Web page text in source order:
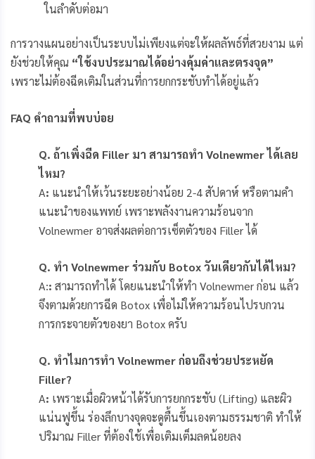
ในลำดับต่อมา
การวางแผนอย่างเป็นระบบไม่เพียงแต่จะให้ผลลัพธ์ที่สวยงาม แต่
ยังช่วยให้คุณ “ใช้งบประมาณได้อย่างคุ้มค่าและตรงจุด”
เพราะไม่ต้องฉีดเติมในส่วนที่การยกกระชับทำได้อยู่แล้ว
FAQ คำถามที่พบบ่อย
Q. ถ้าเพิ่งฉีด Filler มา สามารถทำ Volnewmer ได้เลย
ไหม?
A: แนะนำให้เว้นระยะอย่างน้อย 2-4 สัปดาห์ หรือตามคำ
แนะนำของแพทย์ เพราะพลังงานความร้อนจาก
Volnewmer อาจส่งผลต่อการเซ็ตตัวของ Filler ได้
Q. ทำ Volnewmer ร่วมกับ Botox วันเดียวกันได้ไหม?
A:: สามารถทำได้ โดยแนะนำให้ทำ Volnewmer ก่อน แล้ว
จึงตามด้วยการฉีด Botox เพื่อไม่ให้ความร้อนไปรบกวน
การกระจายตัวของยา Botox ครับ
Q. ทำไมการทำ Volnewmer ก่อนถึงช่วยประหยัด
Filler?
A: เพราะเมื่อผิวหน้าได้รับการยกกระชับ (Lifting) และผิว
แน่นฟูขึ้น ร่องลึกบางจุดจะดูตื้นขึ้นเองตามธรรมชาติ ทำให้
ปริมาณ Filler ที่ต้องใช้เพื่อเติมเต็มลดน้อยลง